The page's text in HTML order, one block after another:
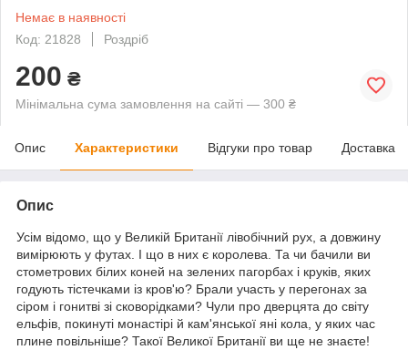
Немає в наявності
Код: 21828
Роздріб
200 ₴
Мінімальна сума замовлення на сайті — 300 ₴
Опис Характеристики Відгуки про товар Доставка
Опис
Усім відомо, що у Великій Британії лівобічний рух, а довжину
вимірюють у футах. І що в них є королева. Та чи бачили ви
стометрових білих коней на зелених пагорбах і круків, яких
годують тістечками із кров'ю? Брали участь у перегонах за
сіром і гонитві зі сковорідками? Чули про дверцята до світу
ельфів, покинуті монастірі й кам'янської яні кола, у яких час
плине повільніше? Такої Великої Британії ви ще не знаєте!